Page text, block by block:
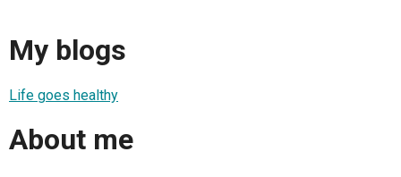
My blogs
Life goes healthy
About me